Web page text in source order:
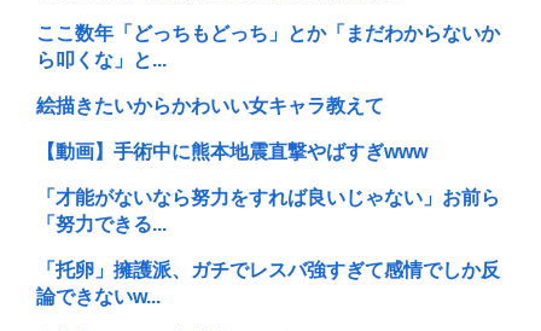
ここ数年「どっちもどっち」とか「まだわからないか
ら叩くな」と...
絵描きたいからかわいい女キャラ教えて
【動画】手術中に熊本地震直撃やばすぎwww
「才能がないなら努力をすれば良いじゃない」お前ら
「努力できる...
「托卵」擁護派、ガチでレスバ強すぎて感情でしか反
論できないw...